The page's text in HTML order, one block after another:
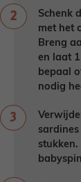
Schenk
met het
Breng
en laat
bepaal
nodig
stukken.